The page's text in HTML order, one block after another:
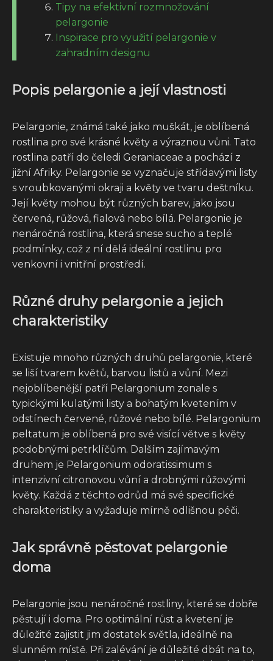
Tipy na efektivní rozmnožování
pelargonie
Inspirace pro využití pelargonie v
zahradním designu
Popis pelargonie a její vlastnosti
Pelargonie, známá také jako muškát, je oblíbená
rostlina pro své krásné květy a výraznou vůni. Tato
rostlina patří do čeledi Geraniaceae a pochází z
jižní Afriky. Pelargonie se vyznačuje střídavými listy
s vroubkovanými okraji a květy ve tvaru deštníku.
Její květy mohou být různých barev, jako jsou
červená, růžová, fialová nebo bílá. Pelargonie je
nenáročná rostlina, která snese sucho a teplé
podmínky, což z ní dělá ideální rostlinu pro
venkovní i vnitřní prostředí.
Různé druhy pelargonie a jejich
charakteristiky
Existuje mnoho různých druhů pelargonie, které
se liší tvarem květů, barvou listů a vůní. Mezi
nejoblíbenější patří Pelargonium zonale s
typickými kulatými listy a bohatým kvetením v
odstínech červené, růžové nebo bílé. Pelargonium
peltatum je oblíbená pro své visící větve s květy
podobnými petrklíčům. Dalším zajímavým
druhem je Pelargonium odoratissimum s
intenzivní citronovou vůní a drobnými růžovými
květy. Každá z těchto odrůd má své specifické
charakteristiky a vyžaduje mírně odlišnou péči.
Jak správně pěstovat pelargonie
doma
Pelargonie jsou nenáročné rostliny, které se dobře
pěstují i doma. Pro optimální růst a kvetení je
důležité zajistit jim dostatek světla, ideálně na
slunném místě. Při zalévání je důležité dbát na to,